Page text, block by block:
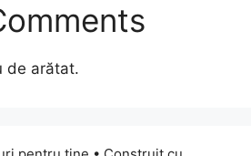
de arătat.